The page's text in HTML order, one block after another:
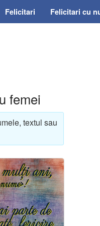
Felicitari Felicitari cu
femei
textul sau